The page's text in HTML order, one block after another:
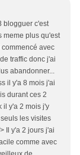
blogguer c'est
meme plus qu'est
avec
traffic donc j'ai
abandonner...
il y'a 8 mois j'ai
durant ces 2
il y'a 2 mois j'y
les visites
Il y'a 2 jours j'ai
comme avec